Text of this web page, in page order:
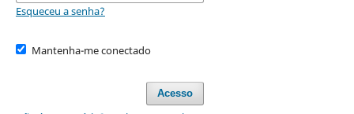
Esqueceu a senha?
Mantenha-me conectado
Acesso